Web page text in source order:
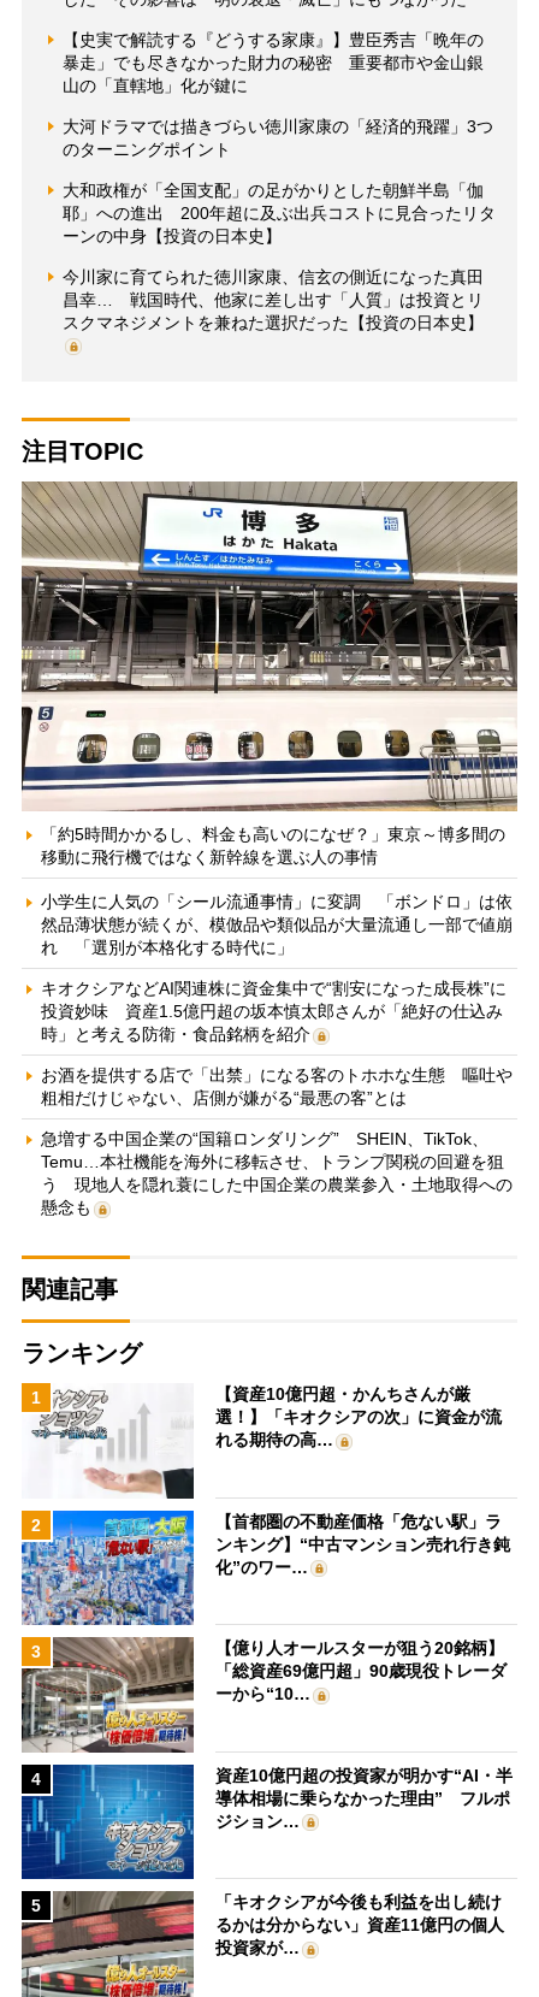
【史実で解読する『どうする家康』】豊臣秀吉「晩年の
暴走」でも尽きなかった財力の秘密 重要都市や金山銀
山の「直轄地」化が鍵に
大河ドラマでは描きづらい徳川家康の「経済的飛躍」3つ
のターニングポイント
大和政権が「全国支配」の足がかりとした朝鮮半島「伽
耶」への進出 200年超に及ぶ出兵コストに見合ったリタ
ーンの中身【投資の日本史】
今川家に育てられた徳川家康、信玄の側近になった真田
昌幸… 戦国時代、他家に差し出す「人質」は投資とリ
スクマネジメントを兼ねた選択だった【投資の日本史】
注目TOPIC
「約5時間かかるし、料金も高いのになぜ？」東京～博多間の
移動に飛行機ではなく新幹線を選ぶ人の事情
小学生に人気の「シール流通事情」に変調 「ボンドロ」は依
然品薄状態が続くが、模倣品や類似品が大量流通し一部で値崩
れ 「選別が本格化する時代に」
キオクシアなどAI関連株に資金集中で“割安になった成長株”に
投資妙味 資産1.5億円超の坂本慎太郎さんが「絶好の仕込み
時」と考える防衛・食品銘柄を紹介
お酒を提供する店で「出禁」になる客のトホホな生態 嘔吐や
粗相だけじゃない、店側が嫌がる“最悪の客”とは
急増する中国企業の“国籍ロンダリング” SHEIN、TikTok、
Temu…本社機能を海外に移転させ、トランプ関税の回避を狙
う 現地人を隠れ蓑にした中国企業の農業参入・土地取得への
懸念も
関連記事
ランキング
1
【資産10億円超・かんちさんが厳
選！】「キオクシアの次」に資金が流
れる期待の高…
2
【首都圏の不動産価格「危ない駅」ラ
ンキング】“中古マンション売れ行き鈍
化”のワー…
3
【億り人オールスターが狙う20銘柄】
「総資産69億円超」90歳現役トレーダ
ーから“10…
4
資産10億円超の投資家が明かす“AI・半
導体相場に乗らなかった理由” フルポ
ジション…
5
「キオクシアが今後も利益を出し続け
るかは分からない」資産11億円の個人
投資家が…